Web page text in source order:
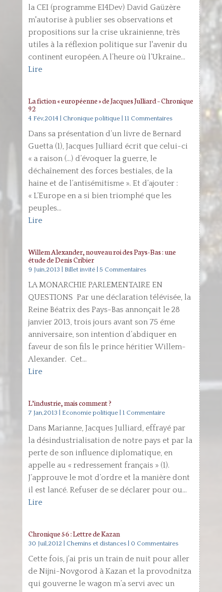
la CEI (programme EI4Dev) David Gaüzère
m'autorise à publier ses observations et
propositions sur la crise ukrainienne, très
utiles à la réflexion politique sur l'avenir du
continent européen. A l’heure où l’Ukraine...
Lire
La fiction « européenne » de Jacques Julliard – Chronique
92
4 Fév,2014 Chronique politique| 11 Commentaires
Dans sa présentation d’un livre de Bernard
Guetta (1), Jacques Julliard écrit que celui-ci
« a raison (…) d’évoquer la guerre, le
déchaînement des forces bestiales, de la
haine et de l’antisémitisme ». Et d’ajouter :
« L’Europe en a si bien triomphé que les
peuples...
Lire
Willem Alexander, nouveau roi des Pays-Bas : une
étude de Denis Cribier
9 Juin,2013 Billet invité| 5 Commentaires
LA MONARCHIE PARLEMENTAIRE EN
QUESTIONS Par une déclaration télévisée, la
Reine Béatrix des Pays-Bas annonçait le 28
janvier 2013, trois jours avant son 75 éme
anniversaire, son intention d’abdiquer en
faveur de son fils le prince héritier Willem-
Alexander. Cet...
Lire
L’industrie, mais comment ?
7 Jan,2013 Economie politique| 1 Commentaire
Dans Marianne, Jacques Julliard, effrayé par
la désindustrialisation de notre pays et par la
perte de son influence diplomatique, en
appelle au « redressement français » (1).
J’approuve le mot d’ordre et la manière dont
il est lancé. Refuser de se déclarer pour ou...
Lire
Chronique 56 : Lettre de Kazan
30 Juil,2012 Chemins et distances| 0 Commentaires
Cette fois, j’ai pris un train de nuit pour aller
de Nijni-Novgorod à Kazan et la provodnitza
qui gouverne le wagon m’a servi avec un